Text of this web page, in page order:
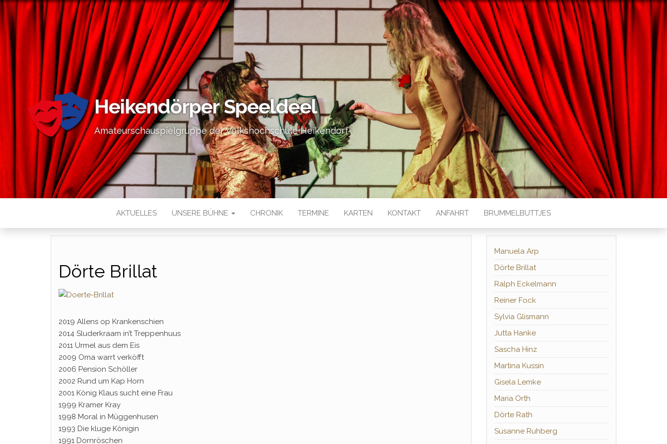
Heikendörper Speeldeel
Amateurschauspielgruppe der Volkshochschule Heikendorf
AKTUELLES UNSERE BÜHNE CHRONIK TERMINE KARTEN KONTAKT ANFAHRT BRUMMELBUTTJES
Dörte Brillat
2019 Allens op Krankenschien
2014 Sluderkraam in’t Treppenhuus
2011 Urmel aus dem Eis
2009 Oma warrt verköfft
2006 Pension Schöller
2002 Rund um Kap Horn
2001 König Klaus sucht eine Frau
1999 Kramer Kray
1998 Moral in Müggenhusen
1993 Die kluge Königin
1991 Dornröschen
Manuela Arp
Dörte Brillat
Ralph Eckelmann
Reiner Fock
Sylvia Glismann
Jutta Hanke
Sascha Hinz
Martina Kussin
Gisela Lemke
Maria Orth
Dörte Rath
Susanne Ruhberg